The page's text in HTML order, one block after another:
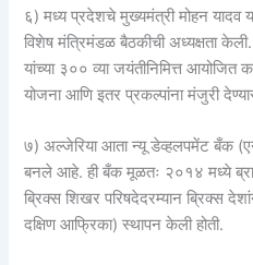
६) मध्य प्रदेशचे मुख्यमंत्री मोहन यादव
विशेष मंत्रिमंडळ बैठकीची अध्यक्षता
यांच्या ३०० व्या जयंतीनिमित्त आयोजित
योजना आणि इतर प्रकल्पांना मंजुरी
७) अल्जेरिया आता न्यू डेव्हलपमेंट बँक
बनले आहे. ही बँक मूळतः २०१४ मध्ये
ब्रिक्स शिखर परिषदेदरम्यान ब्रिक्स
दक्षिण आफ्रिका) स्थापन केली होती.